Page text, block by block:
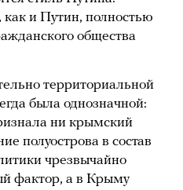
как и Путин, полностью
общества
территориальной
была однозначной:
ни крымский
полуострова в состав
чрезвычайно
фактор, а в Крыму